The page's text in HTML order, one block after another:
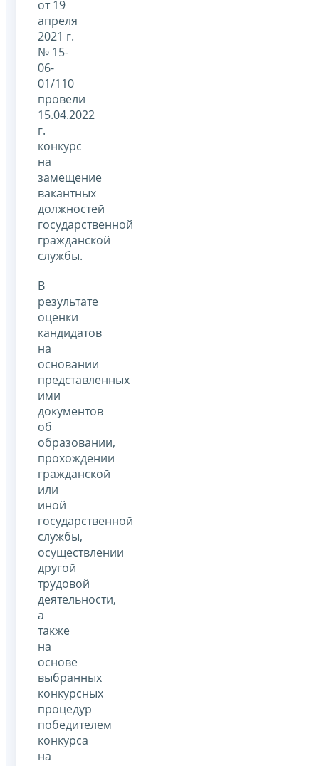
от 19
апреля
2021 г.
№ 15-
06-
01/110
провели
15.04.2022
г.
конкурс
на
замещение
вакантных
должностей
государственной
гражданской
службы.
В
результате
оценки
кандидатов
на
основании
представленных
ими
документов
об
образовании,
прохождении
гражданской
или
иной
государственной
службы,
осуществлении
другой
трудовой
деятельности,
а
также
на
основе
выбранных
конкурсных
процедур
победителем
конкурса
на